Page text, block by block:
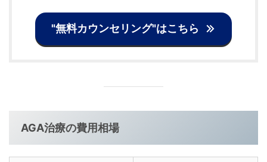
"無料カウンセリング"はこちら
AGA治療の費用相場